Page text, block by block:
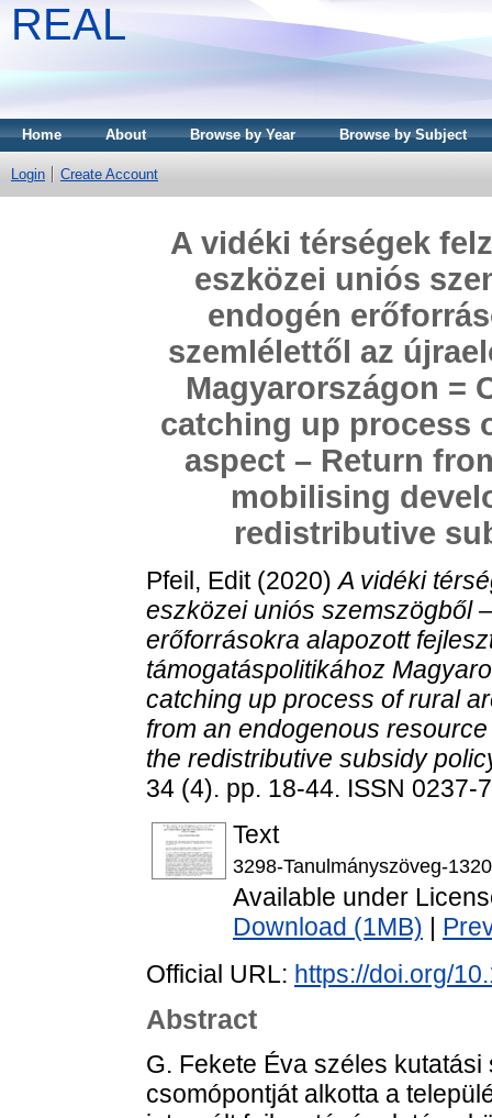
REAL
Home About Browse by Year Browse by Subject
Login Create Account
A vidéki térségek
eszközei uniós
endogén
szemlélettől az
Magyarországon =
catching up process
aspect – Return
mobilising
redistributive
Pfeil, Edit(2020)A vidéki
eszközei uniós szemszögből
erőforrásokra alapozott
támogatáspolitikához
catching up process of rural
from an endogenous
the redistributive subsidy
34 (4). pp. 18-44. ISSN
Text
3298-Tanulmányszöveg-
Available under
Download (1MB)
Official URL: https://doi.org/
Abstract
G. Fekete Éva széles
csomópontját alkotta a